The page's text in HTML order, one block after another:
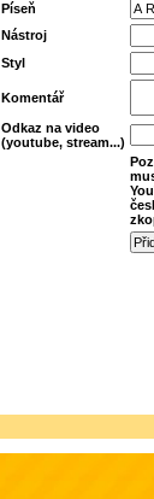
Píseň
Nástroj
Styl
Komentář
Odkaz na video
(youtube, stream...)